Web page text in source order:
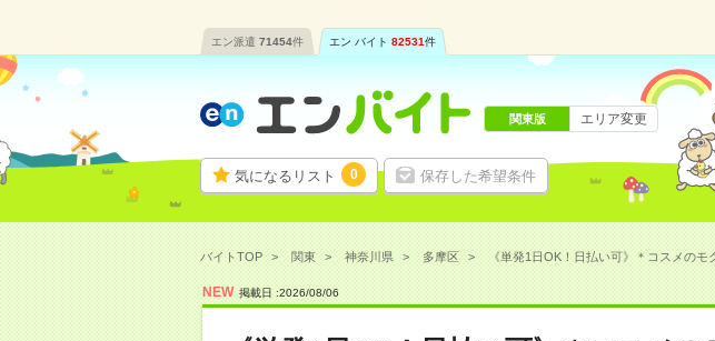
エン派遣 71454件 エン バイト 82531件
気になるリスト 0 保存した希望条件
関東版 エリア変更
バイトTOP 関東 神奈川県 多摩区 《単発1日OK！日払い可》＊コスメのモ
NEW 掲載日 :2026/08/06